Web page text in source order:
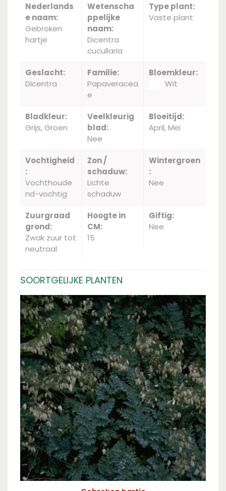
Nederlands
e naam:
Gebroken
hartje
Wetenscha
ppelijke
naam:
Dicentra
cucullaria
Type plant:
Vaste plant
Geslacht:
Dicentra
Familie:
Papaveracea
e
Bloemkleur:
Wit
Bladkleur:
Grijs, Groen
Veelkleurig
blad:
Nee
Bloeitijd:
April, Mei
Vochtigheid
:
Vochthoude
nd-vochtig
Zon /
schaduw:
Lichte
schaduw
Wintergroen
:
Nee
Zuurgraad
grond:
Zwak zuur tot
neutraal
Hoogte in
CM:
15
Giftig:
Nee
SOORTGELIJKE PLANTEN